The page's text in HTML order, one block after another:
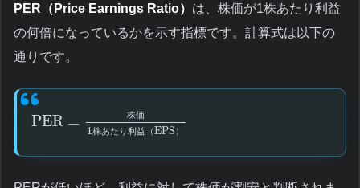
PER（Price Earnings Ratio） は、株価が1株あたり利益
の何倍になっているかを示す指標です。計算式は以下の
通りです。
PER = 株価
1株あた り利益 （EPS ）